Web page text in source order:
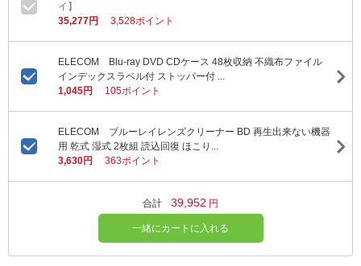
イ】
35,277円
3,528ポイント
ELECOM Blu-ray DVD CDケース 48枚収納 不織布ファイル
インデックスラベル付 ストッパー付 ...
1,045円
105ポイント
ELECOM ブルーレイレンズクリーナー BD 再生出来ない機器
用 乾式 湿式 2枚組 読込回復 ほこり...
3,630円
363ポイント
合計 39,952 円
一緒にカートに入れる